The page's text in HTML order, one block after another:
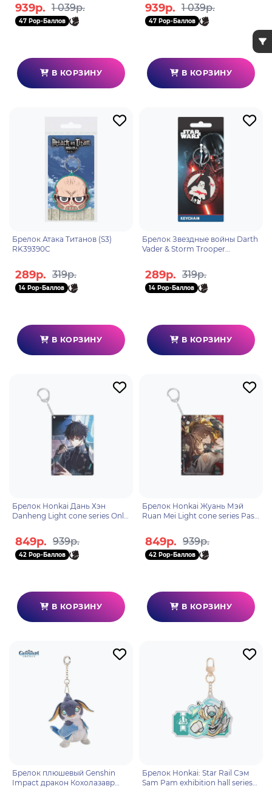
939р. 1 039р.
47 Pop-Баллов
В КОРЗИНУ
939р. 1 039р.
47 Pop-Баллов
В КОРЗИНУ
Брелок Атака Титанов (S3)
RK39390C
289р. 319р.
14 Pop-Баллов
В КОРЗИНУ
Брелок Звездные войны Darth
Vader & Storm Trooper
289р. 319р.
14 Pop-Баллов
В КОРЗИНУ
Брелок Honkai Дань Хэн
Danheng Light cone series Only
849р. 939р.
42 Pop-Баллов
В КОРЗИНУ
Брелок Honkai Жуань Мэй
Ruan Mei Light cone series Past
849р. 939р.
42 Pop-Баллов
В КОРЗИНУ
Брелок плюшевый Genshin
Impact дракон Кохолазавр
Брелок Honkai: Star Rail Сэм
Sam Pam exhibition hall series